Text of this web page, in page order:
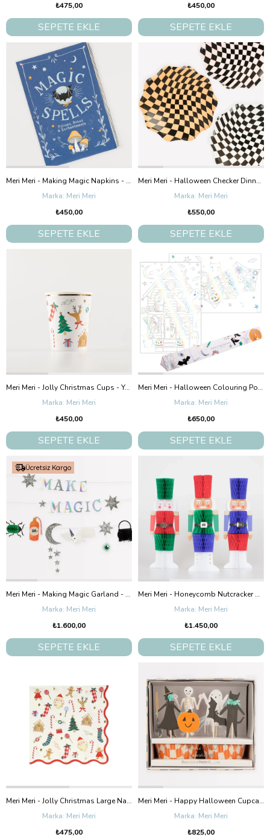
₺475,00
SEPETE EKLE
₺450,00
SEPETE EKLE
Meri Meri - Making Magic Napkins - Make Magic Peçeteler (16'Lı)
Meri Meri
₺450,00
SEPETE EKLE
Meri Meri - Halloween Checker Dinner Plates - Cadılar Bayramı Damalı Tabaklar (8'Li)
Meri Meri
₺550,00
SEPETE EKLE
Meri Meri - Jolly Christmas Cups - Yeni Yıl Bardaklar (8'Li)
Meri Meri
₺450,00
SEPETE EKLE
Meri Meri - Halloween Colouring Posters - Cadılar Bayramı Boyama Posterleri (2'Li)
Meri Meri
₺650,00
SEPETE EKLE
Meri Meri - Making Magic Garland - Make Magic Asılan Süs
Meri Meri
₺1.600,00
SEPETE EKLE
Ücretsiz Kargo
Meri Meri - Honeycomb Nutcracker Decorations - Nutcracker Dekorlar (3'Lü)
Meri Meri
₺1.450,00
SEPETE EKLE
Meri Meri - Jolly Christmas Large Napkins - Yeni Yıl Peçeteler (L) (16'Lı)
Meri Meri
₺475,00
Meri Meri - Happy Halloween Cupcake Kit - Cadılar Bayramı Cupcake Kit (24'Lü)
Meri Meri
₺825,00